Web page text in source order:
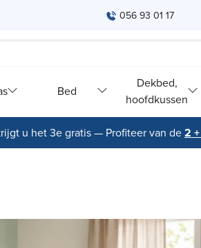
056 93 01 17
Bed
Dekbed,
hoofdkussen
u het 3e gratis — Profiteer van de2